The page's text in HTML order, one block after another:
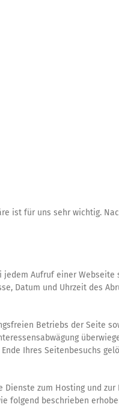
ist für uns sehr wichtig.
jedem Aufruf einer
Datum und Uhrzeit des
Betriebs der Seite
Ihres Seitenbesuchs
zum Hosting und
folgend beschrieben